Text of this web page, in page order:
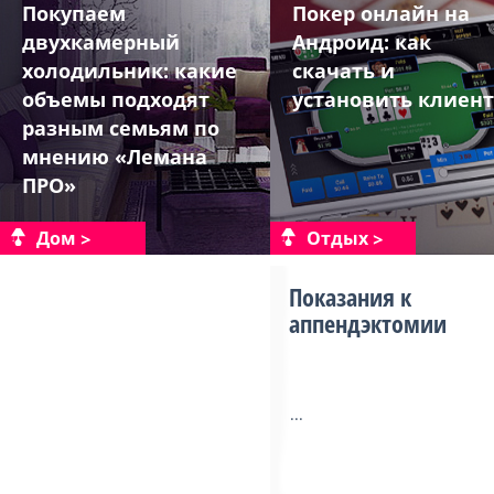
Покупаем
двухкамерный
холодильник: какие
объемы подходят
разным семьям по
мнению «Лемана
ПРО»
Дом
Покер онлайн на
Андроид: как
скачать и
установить
Отдых
Показания к
аппендэктомии
...